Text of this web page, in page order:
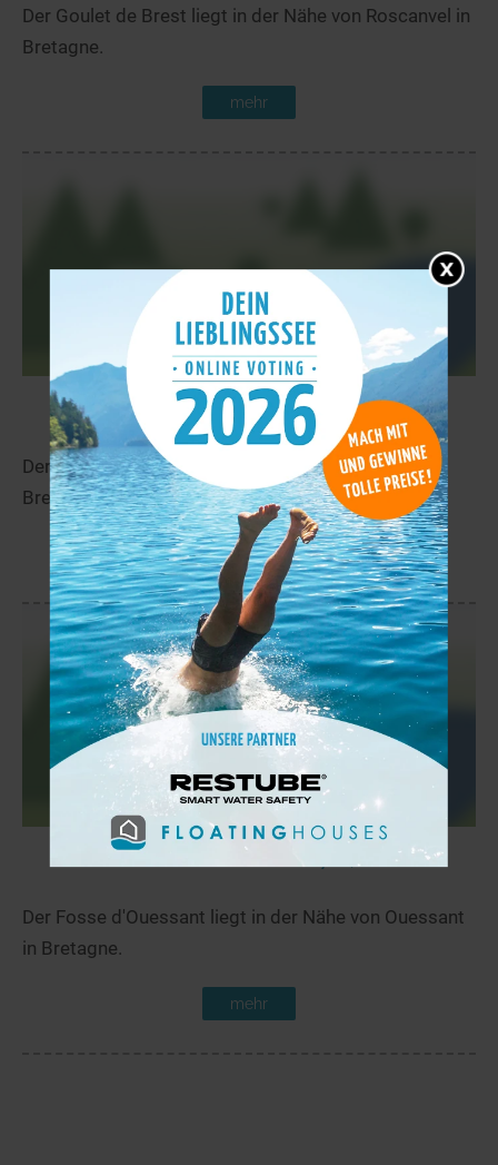
Der Goulet de Brest liegt in der Nähe von Roscanvel in
Bretagne.
mehr
Étang de Priziac 75,8 km
Der Étang de Priziac liegt in der Nähe von Priziac in
Bretagne.
mehr
Fosse d'Ouessant 78,1 km
Der Fosse d'Ouessant liegt in der Nähe von Ouessant
in Bretagne.
mehr